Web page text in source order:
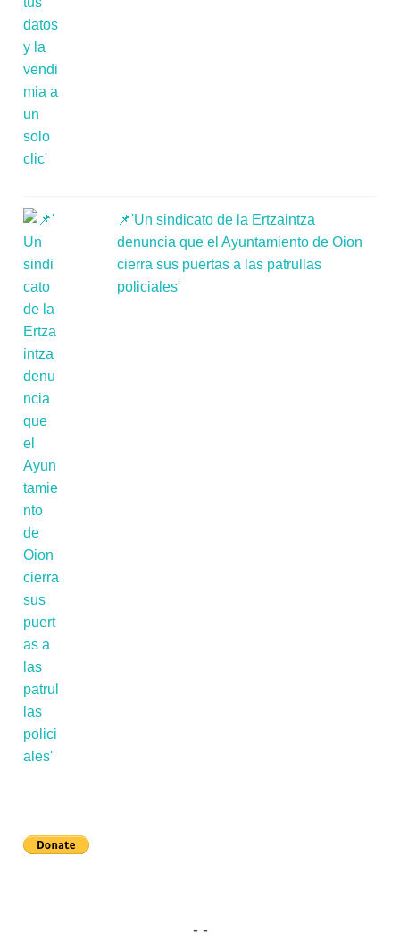
📌'Un sindicato de la Ertzaintza
denuncia que el Ayuntamiento de Oion
cierra sus puertas a las patrullas
policiales'